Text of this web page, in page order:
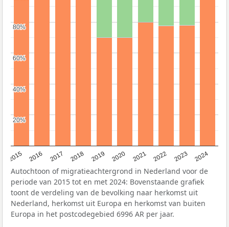
2015 2016 2017 2018 2019 2020 2021 2022 2023 2024
20%
20%
40%
40%
60%
60%
80%
80%
Autochtoon of migratieachtergrond in Nederland voor de
periode van 2015 tot en met 2024: Bovenstaande grafiek
toont de verdeling van de bevolking naar herkomst uit
Nederland, herkomst uit Europa en herkomst van buiten
Europa in het postcodegebied 6996 AR per jaar.